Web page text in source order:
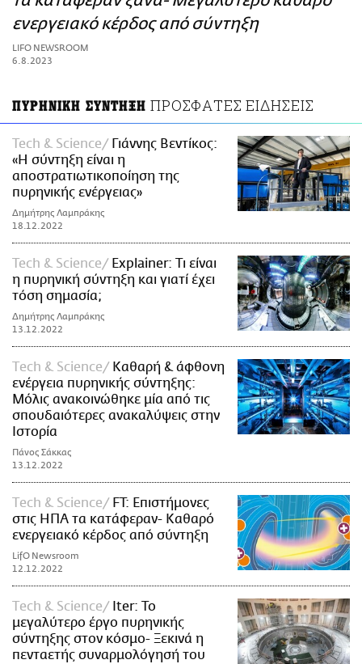
ΑΜΠΑ
PRINT
ενεργειακό κέρδος από σύντηξη
LIFO NEWSROOM
6.8.2023
ΠΥΡΗΝΙΚΗ ΣΥΝΤΗΞΗ ΠΡΟΣΦΑΤΕΣ ΕΙΔΗΣΕΙΣ
Tech & Science
Γιάννης Βεντίκος:
«Η σύντηξη είναι η
αποστρατιωτικοποίηση της
πυρηνικής ενέργειας»
Δημήτρης Λαμπράκης
18.12.2022
Tech & Science
Explainer: Τι είναι
η πυρηνική σύντηξη και γιατί έχει
τόση σημασία;
Δημήτρης Λαμπράκης
13.12.2022
Τech & Science
Καθαρή & άφθονη
ενέργεια πυρηνικής σύντηξης:
Μόλις ανακοινώθηκε μία από τις
σπουδαιότερες ανακαλύψεις στην
Ιστορία
Πάνος Σάκκας
13.12.2022
Τech & Science
FT: Επιστήμονες
στις ΗΠΑ τα κατάφεραν- Καθαρό
ενεργειακό κέρδος από σύντηξη
LifO Newsroom
12.12.2022
Τech & Science
Iter: Το
μεγαλύτερο έργο πυρηνικής
σύντηξης στον κόσμο- Ξεκινά η
πενταετής συναρμολόγησή του